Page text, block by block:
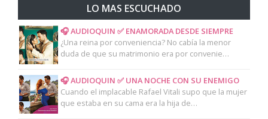
LO MAS ESCUCHADO
🎧 AUDIOQUIN ✅ ENAMORADA DESDE SIEMPRE
¿Una reina por conveniencia? No cabía la menor
duda de que su matrimonio era por convenie…
🎧 AUDIOQUIN ✅ UNA NOCHE CON SU ENEMIGO
Cuando el implacable Rafael Vitali supo que la mujer
que estaba en su cama era la hija de…